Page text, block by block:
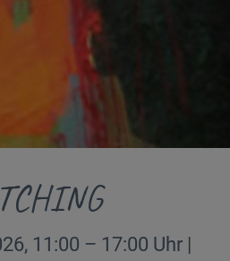
11:00 – 17:00 Uhr |